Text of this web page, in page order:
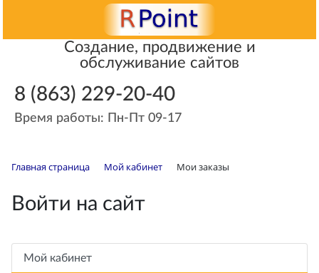
Создание, продвижение и
обслуживание сайтов
8 (863) 229-20-40
Время работы: Пн-Пт 09-17
Главная страница Мой кабинет Мои заказы
Войти на сайт
Мой кабинет